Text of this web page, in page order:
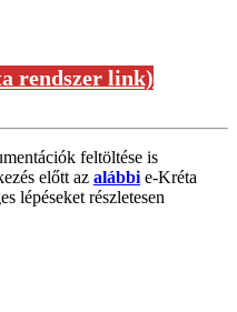
rendszer link)
feltöltése is
előtt az alábbie-Kréta
lépéseket részletesen